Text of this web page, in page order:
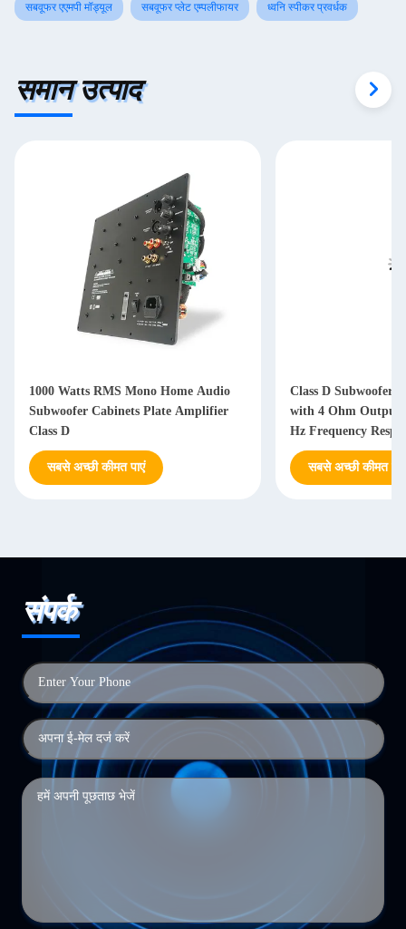
सबवूफर एएमपी मॉड्यूल सबवूफर प्लेट एम्पलीफायर ध्वनि स्पीकर प्रवर्धक
समान उत्पाद
1000 Watts RMS Mono Home Audio
Subwoofer Cabinets Plate Amplifier
Class D
सबसे अच्छी कीमत पाएं
Class D Subwoofer
with 4 Ohm Output
Hz Frequency
Power Supply
सबसे अच्छी कीमत पाएं
संपर्क